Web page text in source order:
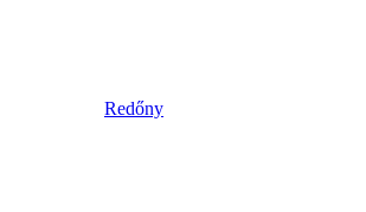
Redőny